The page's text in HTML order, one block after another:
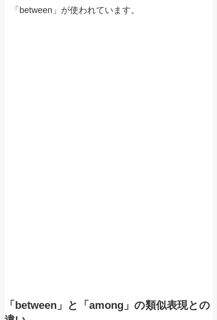
「between」が使われています。
「between」と「among」の類似表現との